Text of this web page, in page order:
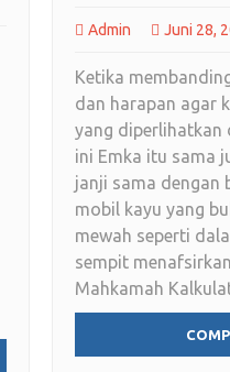
Admin Juni 28,
Ketika
dan harapan agar
yang diperlihatkan
ini Emka itu sama
janji sama dengan
mobil kayu yang
mewah seperti
sempit
Mahkamah